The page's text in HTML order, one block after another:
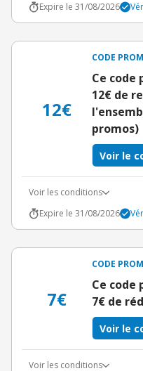
Expire le 31/08/2026
12€
CODE
Ce code
12€ de
promos)
Voir le
Voir les conditions
Expire le 31/08/2026
7€
CODE
Ce code
7€ de
Voir le
Voir les conditions